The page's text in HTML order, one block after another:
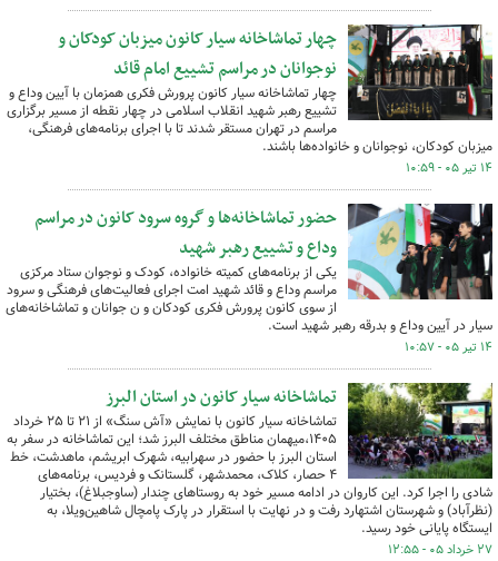
چهار تماشاخانه سیار کانون میزبان کودکان و
نوجوانان در مراسم تشییع امام قائد
چهار تماشاخانه سیار کانون پرورش فکری همزمان با آیین وداع و
تشییع رهبر شهید انقلاب اسلامی در چهار نقطه از مسیر برگزاری
مراسم در تهران مستقر شدند تا با اجرای برنامه‌های فرهنگی،
میزبان کودکان، نوجوانان و خانواده‌ها باشند.
۱۴ تیر ۰۵ - ۱۰:۵۹
حضور تماشاخانه‌ها و گروه سرود کانون در مراسم
وداع و تشییع رهبر شهید
یکی از برنامه‌های کمیته خانواده، کودک و نوجوان ستاد مرکزی
مراسم وداع و قائد شهید امت اجرای فعالیت‌های فرهنگی و سرود
از سوی کانون پرورش فکری کودکان و ن جوانان و تماشاخانه‌های
سیار در آیین وداع و بدرقه رهبر شهید است.
۱۴ تیر ۰۵ - ۱۰:۵۷
تماشاخانه سیار کانون در استان البرز
تماشاخانه سیار کانون با نمایش «آش سنگ» از ۲۱ تا ۲۵ خرداد
۱۴۰۵،‌میهمان مناطق مختلف البرز شد؛‌ این تماشاخانه در سفر به
استان البرز با حضور در سهرابیه، شهرک ابریشم، ماهدشت، خط
۴ حصار، کلاک، محمدشهر، گلستانک و فردیس، برنامه‌های
شادی را اجرا کرد. این کاروان در ادامه مسیر خود به روستاهای چندار (ساوجبلاغ)، بختیار
(نظرآباد) و شهرستان اشتهارد رفت و در نهایت با استقرار در پارک پامچال شاهین‌ویلا، به
ایستگاه پایانی خود رسید.
۲۷ خرداد ۰۵ - ۱۲:۵۵